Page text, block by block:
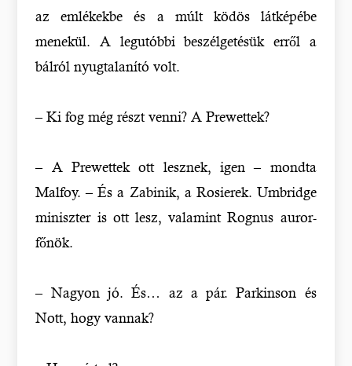
az emlékekbe és a múlt ködös látképébe
menekül. A legutóbbi beszélgetésük erről a
bálról nyugtalanító volt.
– Ki fog még részt venni? A Prewettek?
– A Prewettek ott lesznek, igen – mondta
Malfoy. – És a Zabinik, a Rosierek. Umbridge
miniszter is ott lesz, valamint Rognus auror-
főnök.
– Nagyon jó. És… az a pár. Parkinson és
Nott, hogy vannak?